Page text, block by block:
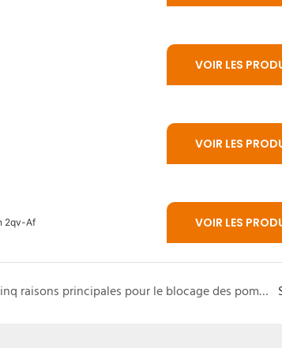
VOIR LES
VOIR LES
2qv-Af VOIR LES
Cinq raisons principales pour le blocage des pompes à suspension